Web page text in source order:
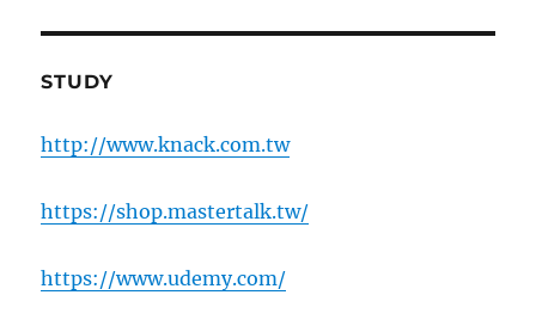
STUDY
http://www.knack.com.tw
https://shop.mastertalk.tw/
https://www.udemy.com/